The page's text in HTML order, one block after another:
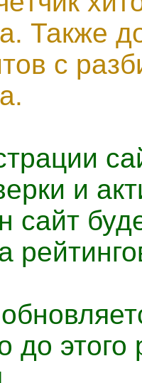
Также
с
и
сайт
до